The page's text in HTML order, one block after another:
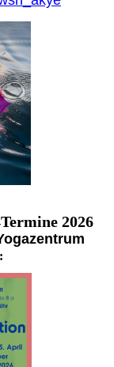
Termine 2026
: